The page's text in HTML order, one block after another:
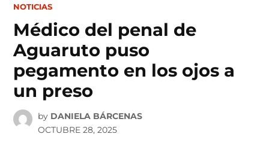
POSTED
NOTICIAS
Médico del penal de
Aguaruto puso
pegamento en los ojos a
un preso
by DANIELA BÁRCENAS
OCTUBRE 28, 2025